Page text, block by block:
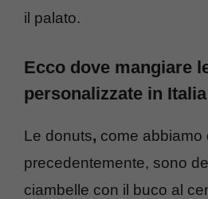
il palato.
Ecco dove mangiare
personalizzate in Italia
Le donuts, come abbiamo
precedentemente, sono
ciambelle con il buco al